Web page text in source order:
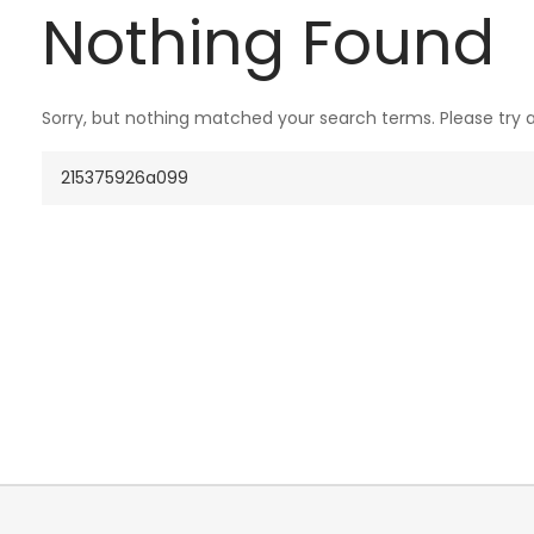
Nothing Found
Sorry, but nothing matched your search terms. Please try
Search